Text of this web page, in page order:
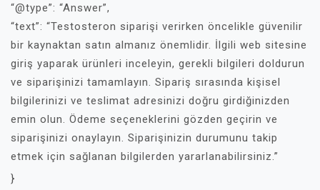
“@type”: “Answer”,
“text”: “Testosteron siparişi verirken öncelikle güvenilir
bir kaynaktan satın almanız önemlidir. İlgili web sitesine
giriş yaparak ürünleri inceleyin, gerekli bilgileri doldurun
ve siparişinizi tamamlayın. Sipariş sırasında kişisel
bilgilerinizi ve teslimat adresinizi doğru girdiğinizden
emin olun. Ödeme seçeneklerini gözden geçirin ve
siparişinizi onaylayın. Siparişinizin durumunu takip
etmek için sağlanan bilgilerden yararlanabilirsiniz.”
}